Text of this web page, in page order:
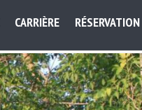
CARRIÈRE RÉSERVATION